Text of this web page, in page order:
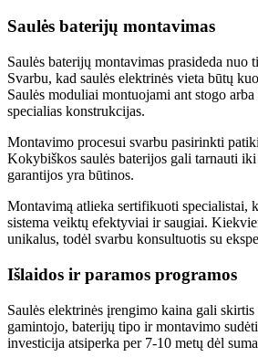
Saulės baterijų montavimas
Saulės baterijų montavimas prasideda nuo
Svarbu, kad saulės elektrinės vieta būtų
Saulės moduliai montuojami ant stogo arba
specialias konstrukcijas.
Montavimo procesui svarbu pasirinkti
Kokybiškos saulės baterijos gali tarnauti
garantijos yra būtinos.
Montavimą atlieka sertifikuoti specialistai,
sistema veiktų efektyviai ir saugiai.
unikalus, todėl svarbu konsultuotis su
Išlaidos ir paramos programos
Saulės elektrinės įrengimo kaina gali
gamintojo, baterijų tipo ir montavimo
investicija atsiperka per 7-10 metų dėl